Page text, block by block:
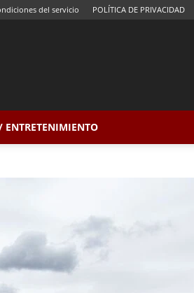
del servicio POLÍTICA DE PRIVACIDAD
ENTRETENIMIENTO